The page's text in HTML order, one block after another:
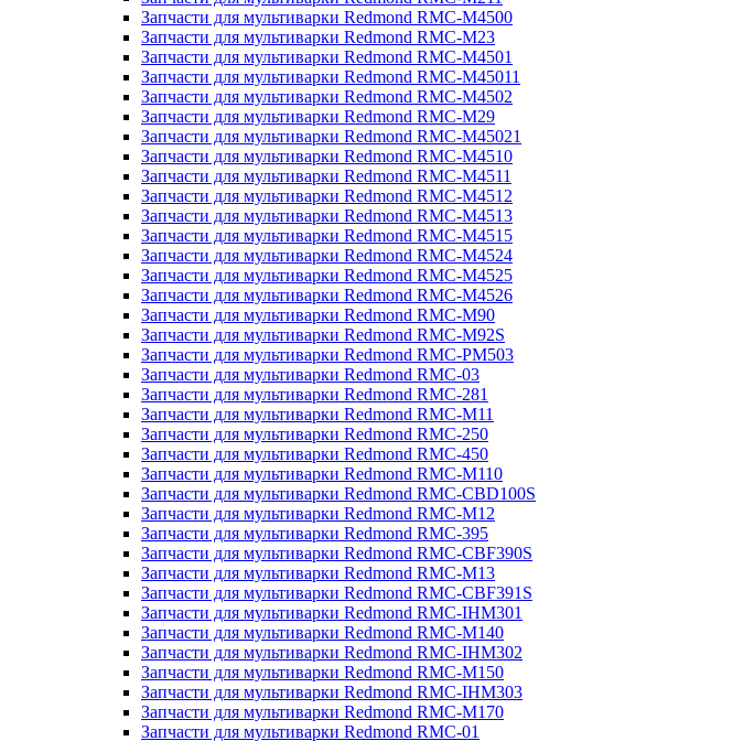
Запчасти для мультиварки Redmond RMC-M4500
Запчасти для мультиварки Redmond RMC-M23
Запчасти для мультиварки Redmond RMC-M4501
Запчасти для мультиварки Redmond RMC-M45011
Запчасти для мультиварки Redmond RMC-M4502
Запчасти для мультиварки Redmond RMC-M29
Запчасти для мультиварки Redmond RMC-M45021
Запчасти для мультиварки Redmond RMC-M4510
Запчасти для мультиварки Redmond RMC-M4511
Запчасти для мультиварки Redmond RMC-M4512
Запчасти для мультиварки Redmond RMC-M4513
Запчасти для мультиварки Redmond RMC-M4515
Запчасти для мультиварки Redmond RMC-M4524
Запчасти для мультиварки Redmond RMC-M4525
Запчасти для мультиварки Redmond RMC-M4526
Запчасти для мультиварки Redmond RMC-M90
Запчасти для мультиварки Redmond RMC-M92S
Запчасти для мультиварки Redmond RMC-PM503
Запчасти для мультиварки Redmond RMC-03
Запчасти для мультиварки Redmond RMC-281
Запчасти для мультиварки Redmond RMC-M11
Запчасти для мультиварки Redmond RMC-250
Запчасти для мультиварки Redmond RMC-450
Запчасти для мультиварки Redmond RMC-M110
Запчасти для мультиварки Redmond RMC-CBD100S
Запчасти для мультиварки Redmond RMC-M12
Запчасти для мультиварки Redmond RMC-395
Запчасти для мультиварки Redmond RMC-CBF390S
Запчасти для мультиварки Redmond RMC-M13
Запчасти для мультиварки Redmond RMC-CBF391S
Запчасти для мультиварки Redmond RMC-IHM301
Запчасти для мультиварки Redmond RMC-M140
Запчасти для мультиварки Redmond RMC-IHM302
Запчасти для мультиварки Redmond RMC-M150
Запчасти для мультиварки Redmond RMC-IHM303
Запчасти для мультиварки Redmond RMC-M170
Запчасти для мультиварки Redmond RMC-01